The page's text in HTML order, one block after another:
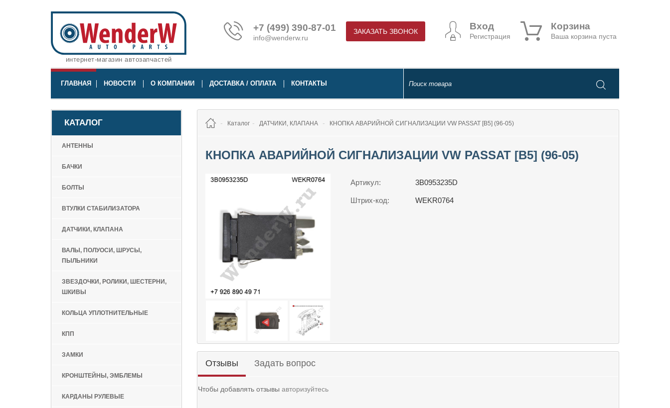
интернет-магазин автозапчастей
+7 (499) 390-87-01
info@wenderw.ru
ЗАКАЗАТЬ ЗВОНОК Вход
Регистрация
Корзина
Ваша корзина пуста
ГЛАВНАЯ НОВОСТИ О КОМПАНИИ ДОСТАВКА / ОПЛАТА КОНТАКТЫ
КАТАЛОГ
АНТЕННЫ
БАЧКИ
БОЛТЫ
ВТУЛКИ СТАБИЛИЗАТОРА
ДАТЧИКИ, КЛАПАНА
ВАЛЫ, ПОЛУОСИ, ШРУСЫ,
ПЫЛЬНИКИ
ЗВЕЗДОЧКИ, РОЛИКИ, ШЕСТЕРНИ,
ШКИВЫ
КОЛЬЦА УПЛОТНИТЕЛЬНЫЕ
КПП
ЗАМКИ
КРОНШТЕЙНЫ, ЭМБЛЕМЫ
КАРДАНЫ РУЛЕВЫЕ
Каталог ДАТЧИКИ, КЛАПАНА КНОПКА АВАРИЙНОЙ СИГНАЛИЗАЦИИ VW PASSAT [B5] (96-05)
КНОПКА АВАРИЙНОЙ СИГНАЛИЗАЦИИ VW PASSAT [B5] (96-05)
Артикул: 3B0953235D
Штрих-код: WEKR0764
Отзывы Задать вопрос
Чтобы добавлять отзывы авторизуйтесь